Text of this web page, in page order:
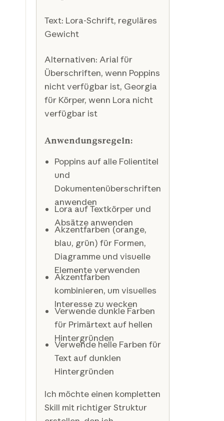
Text: Lora-Schrift, reguläres
Gewicht
Alternativen: Arial für
Überschriften, wenn Poppins
nicht verfügbar ist, Georgia
für Körper, wenn Lora nicht
verfügbar ist
Anwendungsregeln:
Poppins auf alle Folientitel
und
Dokumentenüberschriften
anwenden
Lora auf Textkörper und
Absätze anwenden
Akzentfarben (orange,
blau, grün) für Formen,
Diagramme und visuelle
Elemente verwenden
Akzentfarben
kombinieren, um visuelles
Interesse zu wecken
Verwende dunkle Farben
für Primärtext auf hellen
Hintergründen
Verwende helle Farben für
Text auf dunklen
Hintergründen
Ich möchte einen kompletten
Skill mit richtiger Struktur